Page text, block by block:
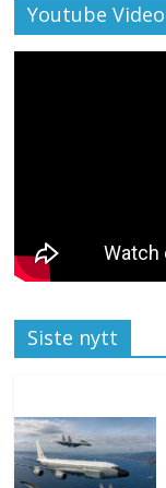
Youtube Video
Siste nytt